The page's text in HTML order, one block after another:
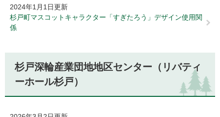
2024年1月1日更新
杉戸町マスコットキャラクター「すぎたろう」デザイン使用関
係
杉戸深輪産業団地地区センター（リバティ
ーホール杉戸）